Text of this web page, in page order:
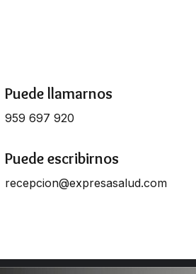
Puede llamarnos
959 697 920
Puede escribirnos
recepcion@expresasalud.com